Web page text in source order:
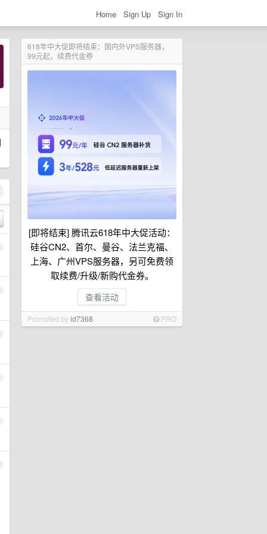
Home Sign Up Sign In
618年中大促即将结束：国内外VPS服务器，
99元起，续费代金券
[即将结束] 腾讯云618年中大促活动：
硅谷CN2、首尔、曼谷、法兰克福、
上海、广州VPS服务器，另可免费领
取续费/升级/新购代金券。
查看活动
Promoted byid7368 PRO